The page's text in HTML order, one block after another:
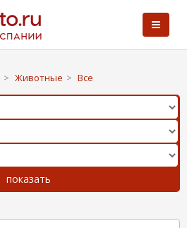
> Животные > Все